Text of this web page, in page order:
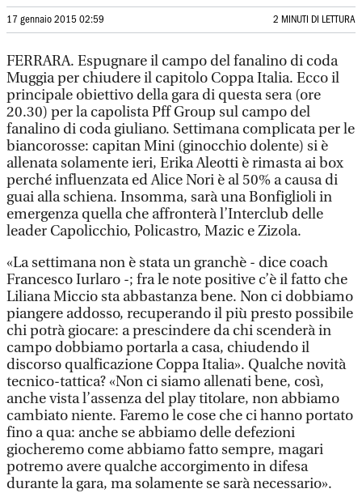
17 gennaio 2015 02:59 2 MINUTI DI LETTURA
FERRARA. Espugnare il campo del fanalino di coda
Muggia per chiudere il capitolo Coppa Italia. Ecco il
principale obiettivo della gara di questa sera (ore
20.30) per la capolista Pff Group sul campo del
fanalino di coda giuliano. Settimana complicata per le
biancorosse: capitan Mini (ginocchio dolente) si è
allenata solamente ieri, Erika Aleotti è rimasta ai box
perché influenzata ed Alice Nori è al 50% a causa di
guai alla schiena. Insomma, sarà una Bonfiglioli in
emergenza quella che affronterà l’Interclub delle
leader Capolicchio, Policastro, Mazic e Zizola.
«La settimana non è stata un granchè - dice coach
Francesco Iurlaro -; fra le note positive c’è il fatto che
Liliana Miccio sta abbastanza bene. Non ci dobbiamo
piangere addosso, recuperando il più presto possibile
chi potrà giocare: a prescindere da chi scenderà in
campo dobbiamo portarla a casa, chiudendo il
discorso qualficazione Coppa Italia». Qualche novità
tecnico-tattica? «Non ci siamo allenati bene, così,
anche vista l’assenza del play titolare, non abbiamo
cambiato niente. Faremo le cose che ci hanno portato
fino a qua: anche se abbiamo delle defezioni
giocheremo come abbiamo fatto sempre, magari
potremo avere qualche accorgimento in difesa
durante la gara, ma solamente se sarà necessario».